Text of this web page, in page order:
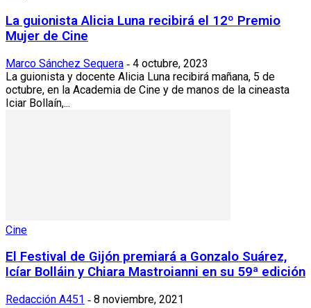
La guionista Alicia Luna recibirá el 12º Premio
Mujer de Cine
Marco Sánchez Sequera - 4 octubre, 2023
La guionista y docente Alicia Luna recibirá mañana, 5 de
octubre, en la Academia de Cine y de manos de la cineasta
Iciar Bollaín,...
Cine
El Festival de Gijón premiará a Gonzalo Suárez,
Icíar Bolláin y Chiara Mastroianni en su 59ª edición
Redacción A451 - 8 noviembre, 2021